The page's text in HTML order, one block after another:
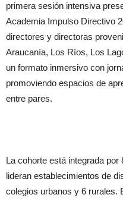
primera sesión intensiva
Academia Impulso Directivo
directores y directoras
Araucanía, Los Ríos, Los
un formato inmersivo con
promoviendo espacios de
entre pares.
La cohorte está integrada
lideran establecimientos de
colegios urbanos y 6 rurales.